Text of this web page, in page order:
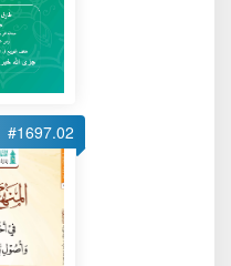
#1697.02